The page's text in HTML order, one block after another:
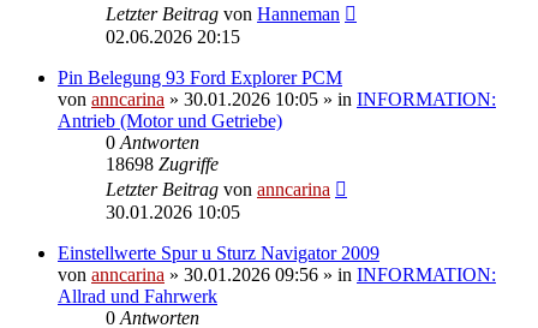
Letzter Beitrag von Hanneman
02.06.2026 20:15
Pin Belegung 93 Ford Explorer PCM
von anncarina » 30.01.2026 10:05 » in INFORMATION:
Antrieb (Motor und Getriebe)
0 Antworten
18698 Zugriffe
Letzter Beitrag von anncarina
30.01.2026 10:05
Einstellwerte Spur u Sturz Navigator 2009
von anncarina » 30.01.2026 09:56 » in INFORMATION:
Allrad und Fahrwerk
0 Antworten